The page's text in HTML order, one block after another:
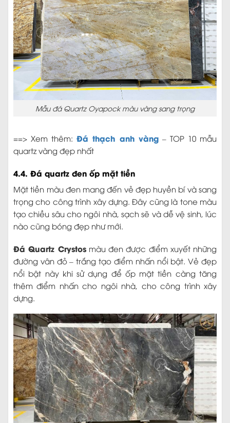
Mẫu đá Quartz Oyapock màu vàng sang trọng
==> Xem thêm:Đá thạch anh vàng– TOP 10 mẫu
quartz vàng đẹp nhất
4.4. Đá quartz đen ốp mặt tiền
Mặt tiền màu đen mang đến vẻ đẹp huyền bí và sang
trọng cho công trình xây dựng. Đây cũng là tone màu
tạo chiều sâu cho ngôi nhà, sạch sẽ và dễ vệ sinh, lúc
nào cũng bóng đẹp như mới.
Đá Quartz Crystosmàu đen được điểm xuyết những
đường vân đỏ – trắng tạo điểm nhấn nổi bật. Vẻ đẹp
nổi bật này khi sử dụng để ốp mặt tiền càng tăng
thêm điểm nhấn cho ngôi nhà, cho công trình xây
dựng.